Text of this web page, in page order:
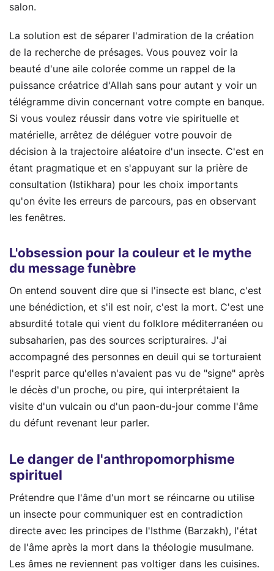
salon.
La solution est de séparer l'admiration de la création
de la recherche de présages. Vous pouvez voir la
beauté d'une aile colorée comme un rappel de la
puissance créatrice d'Allah sans pour autant y voir un
télégramme divin concernant votre compte en banque.
Si vous voulez réussir dans votre vie spirituelle et
matérielle, arrêtez de déléguer votre pouvoir de
décision à la trajectoire aléatoire d'un insecte. C'est en
étant pragmatique et en s'appuyant sur la prière de
consultation (Istikhara) pour les choix importants
qu'on évite les erreurs de parcours, pas en observant
les fenêtres.
L'obsession pour la couleur et le mythe
du message funèbre
On entend souvent dire que si l'insecte est blanc, c'est
une bénédiction, et s'il est noir, c'est la mort. C'est une
absurdité totale qui vient du folklore méditerranéen ou
subsaharien, pas des sources scripturaires. J'ai
accompagné des personnes en deuil qui se torturaient
l'esprit parce qu'elles n'avaient pas vu de "signe" après
le décès d'un proche, ou pire, qui interprétaient la
visite d'un vulcain ou d'un paon-du-jour comme l'âme
du défunt revenant leur parler.
Le danger de l'anthropomorphisme
spirituel
Prétendre que l'âme d'un mort se réincarne ou utilise
un insecte pour communiquer est en contradiction
directe avec les principes de l'Isthme (Barzakh), l'état
de l'âme après la mort dans la théologie musulmane.
Les âmes ne reviennent pas voltiger dans les cuisines.